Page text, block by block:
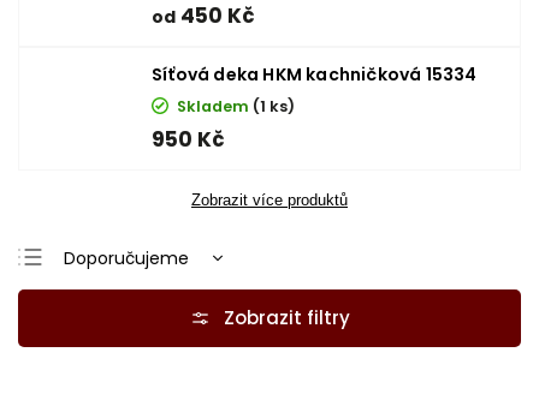
od 450 Kč
Síťová deka HKM kachničková 15334
Skladem (1 ks)
950 Kč
Zobrazit více produktů
Doporučujeme
Nejlevnější